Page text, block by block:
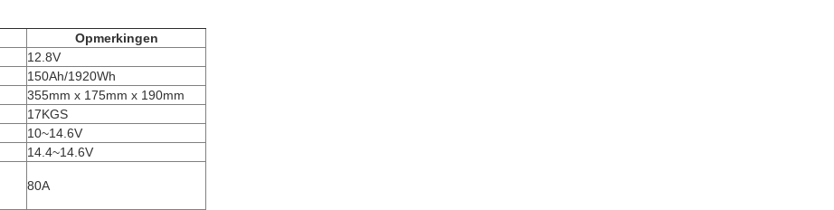
Opmerkingen
12.8V
150Ah/1920Wh
355mm x 175mm x 190mm
17KGS
10~14.6V
14.4~14.6V
80A